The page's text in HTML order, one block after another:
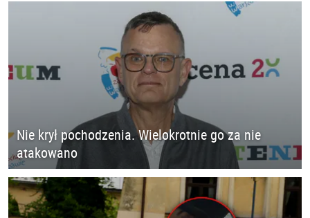
Nie krył pochodzenia. Wielokrotnie go za nie
atakowano